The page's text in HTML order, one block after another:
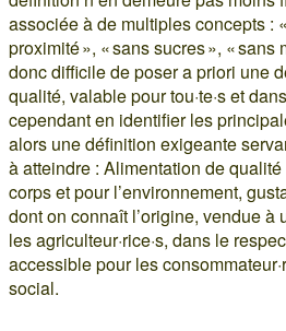
associée à de multiples concepts :
proximité », « sans sucres », «
donc difficile de poser a priori une
qualité, valable pour tou·te·s et
cependant en identifier les
alors une définition exigeante
à atteindre : Alimentation de
corps et pour l’environnement,
dont on connaît l’origine, vendue
les agriculteur·rice·s, dans le
accessible pour les
social.